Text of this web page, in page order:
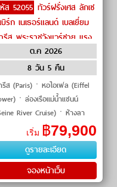
ส 52055 ทัวร์ฝรั่งเศส ลักเซ
บิร์ก เนเธอร์แลนด์ เบลเยี่ยม
รีส พระราชวังแวร์ซาย แรง
ส์ ลักเซมเบิร์ก บรัสเซลส์ เกนต์
บรูจจ์ ร็อตเตอร์ดัม by Qatar
ต.ค 2026
8 วัน 5 คืน
รีส (Paris)ㆍหอไอเฟล (Eiffel
ㆍล่องเรือแม่น้ำแซนน์
River Cruise)ㆍห้างลา
ฟาแยต (Galeries Lafayette)ㆍ
ะราชวังแวร์ซาย (Versailles
ㆍเมืองแรง�
เริ่ม ฿79,900
ดูรายละเอียด
จองหน้าเว็บ